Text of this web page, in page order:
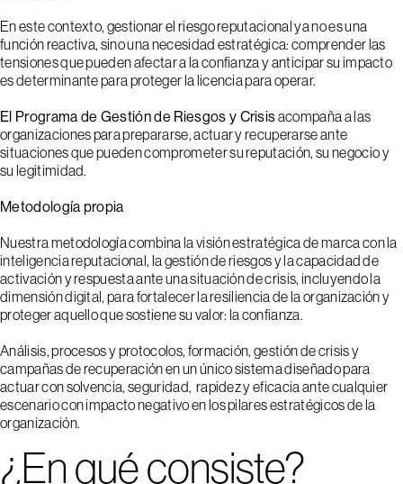
1 2 3 4 5
En este contexto, gestionar el riesgo reputacional ya no es una
función reactiva, sino una necesidad estratégica: comprender las
tensiones que pueden afectar a la confianza y anticipar su impacto
es determinante para proteger la licencia para operar.
El Programa de Gestión de Riesgos y Crisisacompaña a las
organizaciones para prepararse, actuar y recuperarse ante
situaciones que pueden comprometer su reputación, su negocio y
su legitimidad.
Metodología propia
Nuestra metodología combina la visión estratégica de marca con la
inteligencia reputacional, la gestión de riesgos y la capacidad de
activación y respuesta ante una situación de crisis, incluyendo la
dimensión digital, para fortalecer la resiliencia de la organización y
proteger aquello que sostiene su valor: la confianza.
Análisis, procesos y protocolos, formación, gestión de crisis y
campañas de recuperación en un único sistema diseñado para
actuar con solvencia, seguridad, rapidez y eficacia ante cualquier
escenario con impacto negativo en los pilares estratégicos de la
organización.
¿En qué consiste?